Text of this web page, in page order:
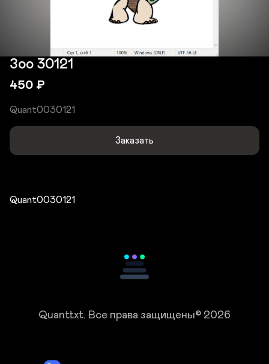
Зоо 30121
450 ₽
Quant0030121
Заказать
Quant0030121
Quanttxt. Все права защищены© 2026